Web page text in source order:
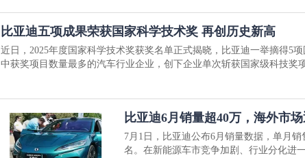
比亚迪五项成果荣获国家科学技术奖 再创历史新高
近日，2025年度国家科学技术奖获奖名单正式揭晓，比亚迪一举摘得5
中获奖项目数量最多的汽车行业企业，创下企业单次斩获国家级科技奖
比亚迪6月销量超40万，海外市
7月1日，比亚迪公布6月销量数据，单月
名。在新能源车市竞争加剧、行业分化进